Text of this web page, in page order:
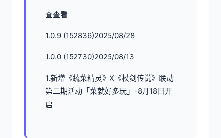
查查看
1.0.9 (152836)2025/08/28
1.0.0 (152730)2025/08/13
1.新增《蔬菜精灵》X《杖剑传说》联动
第二期活动「菜就好多玩」-8月18日开
启